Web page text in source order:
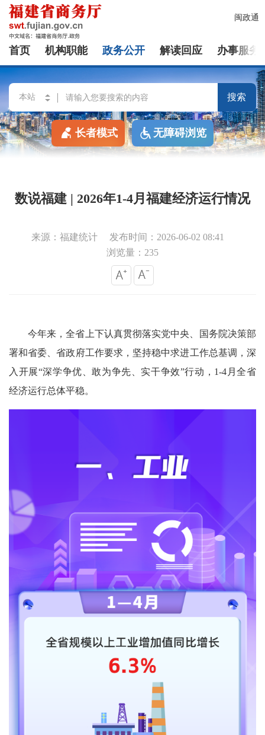
闽政通
首页 机构职能 政务公开 解读回应 办事服务
搜索
长者模式 无障碍浏览
数说福建 | 2026年1-4月福建经济运行情况
来源：福建统计
发布时间：2026-06-02 08:41
浏览量：235
今年来，全省上下认真贯彻落实党中央、国务院决策部
署和省委、省政府工作要求，坚持稳中求进工作总基调，深
入开展“深学争优、敢为争先、实干争效”行动，1-4月全省
经济运行总体平稳。